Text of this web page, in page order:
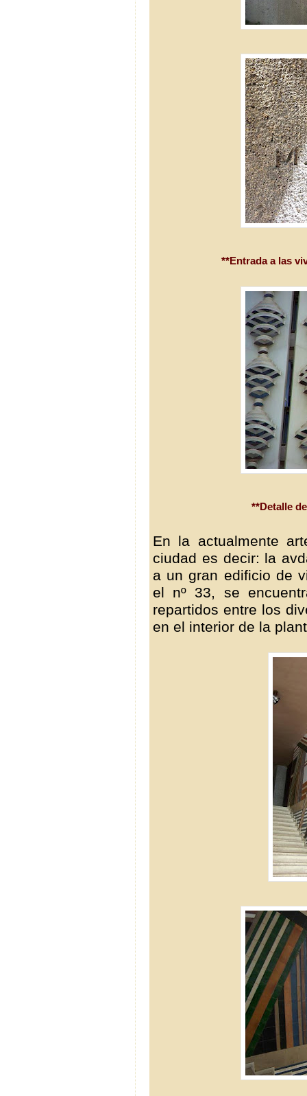
**Entrada a las
**Detalle
En la actualmente
ciudad es decir: la
a un gran edificio de
el nº 33, se
repartidos entre los
en el interior de la